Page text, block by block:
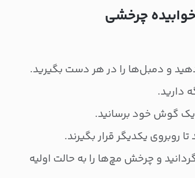
چرخشی
دهید و دمبل‌ها را در هر دست بگیرید.
دارید.
گوش خود برسانید.
روبروی یکدیگر قرار بگیرند.
و چرخش مچ‌ها را به حالت اولیه